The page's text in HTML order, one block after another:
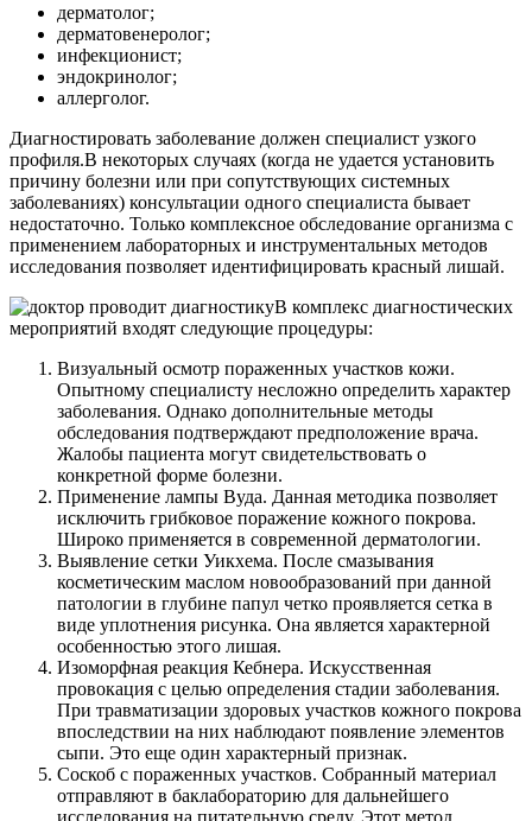
дерматолог;
дерматовенеролог;
инфекционист;
эндокринолог;
аллерголог.
Диагностировать заболевание должен специалист узкого
профиля.В некоторых случаях (когда не удается установить
причину болезни или при сопутствующих системных
заболеваниях) консультации одного специалиста бывает
недостаточно. Только комплексное обследование организма с
применением лабораторных и инструментальных методов
исследования позволяет идентифицировать красный лишай.
В комплекс диагностических
мероприятий входят следующие процедуры:
Визуальный осмотр пораженных участков кожи.
Опытному специалисту несложно определить характер
заболевания. Однако дополнительные методы
обследования подтверждают предположение врача.
Жалобы пациента могут свидетельствовать о
конкретной форме болезни.
Применение лампы Вуда. Данная методика позволяет
исключить грибковое поражение кожного покрова.
Широко применяется в современной дерматологии.
Выявление сетки Уикхема. После смазывания
косметическим маслом новообразований при данной
патологии в глубине папул четко проявляется сетка в
виде уплотнения рисунка. Она является характерной
особенностью этого лишая.
Изоморфная реакция Кебнера. Искусственная
провокация с целью определения стадии заболевания.
При травматизации здоровых участков кожного покрова
впоследствии на них наблюдают появление элементов
сыпи. Это еще один характерный признак.
Соскоб с пораженных участков. Собранный материал
отправляют в баклабораторию для дальнейшего
исследования на питательную среду. Этот метод